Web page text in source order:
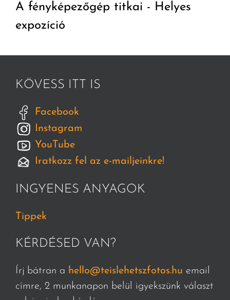
A fényképezőgép titkai - Helyes
expozíció
KÖVESS ITT IS
Facebook
Instagram
YouTube
Iratkozz fel az e-mailjeinkre!
INGYENES ANYAGOK
Tippek
KÉRDÉSED VAN?
Írj bátran a hello@teislehetszfotos.hu email
címre, 2 munkanapon belül igyekszünk választ